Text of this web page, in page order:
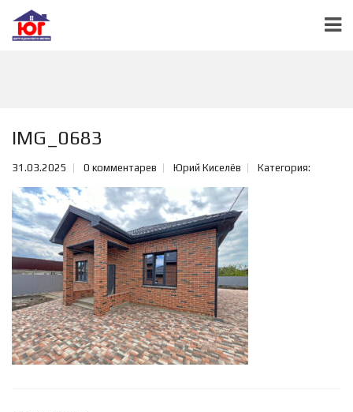
IMG_0683
31.03.2025 0 комментарев Юрий Киселёв Категория: